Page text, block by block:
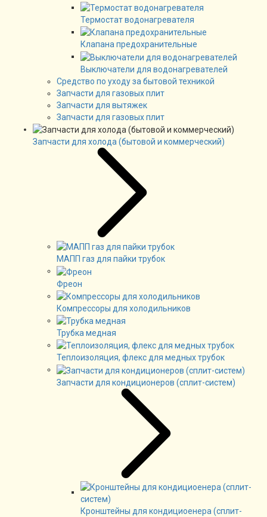
Термостат водонагревателя
Клапана предохранительные
Выключатели для водонагревателей
Средство по уходу за бытовой техникой
Запчасти для газовых плит
Запчасти для вытяжек
Запчасти для газовых плит
Запчасти для холода (бытовой и коммерческий)
МАПП газ для пайки трубок
Фреон
Компрессоры для холодильников
Трубка медная
Теплоизоляция, флекс для медных трубок
Запчасти для кондиционеров (сплит-систем)
Кронштейны для кондициоенера (сплит-